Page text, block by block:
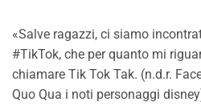
«Salve ragazzi, ci siamo
#TikTok, che per quanto mi
chiamare Tik Tok Tak. (n.d.r.
Quo Qua i noti personaggi